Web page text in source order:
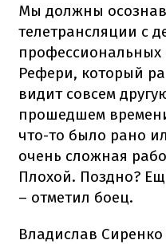
Мы должны
телетрансляции с
профессиональных
Рефери, который
видит совсем
прошедшем
что-то было рано
очень сложная
Плохой. Поздно?
– отметил боец.
Владислав